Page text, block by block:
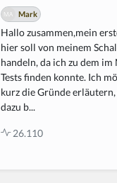
Mark
Hallo zusammen,mein
hier soll von meinem
handeln, da ich zu dem im
Tests finden konnte. Ich
kurz die Gründe
dazu b...
26.110